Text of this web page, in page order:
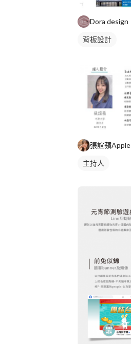
Dora design
背板設計
張誼蘋Apple
主持人